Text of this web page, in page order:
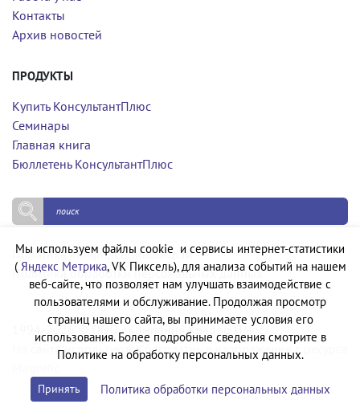
Контакты
Архив новостей
ПРОДУКТЫ
Купить КонсультантПлюс
Семинары
Главная книга
Бюллетень КонсультантПлюс
Политика конфиденциальности
Политика обработки персональных данных
1994-2026 © ООО «Компания Квадро Плюс»
На сайте используются бесплатные изображения с ресурса
Мы используем файлы cookie и сервисы интернет-статистики
( Яндекс Метрика, VK Пиксель), для анализа событий на нашем
веб-сайте, что позволяет нам улучшать взаимодействие с
пользователями и обслуживание. Продолжая просмотр
страниц нашего сайта, вы принимаете условия его
использования. Более подробные сведения смотрите в
Политике на обработку персональных данных.
Принять Политика обработки персональных данных